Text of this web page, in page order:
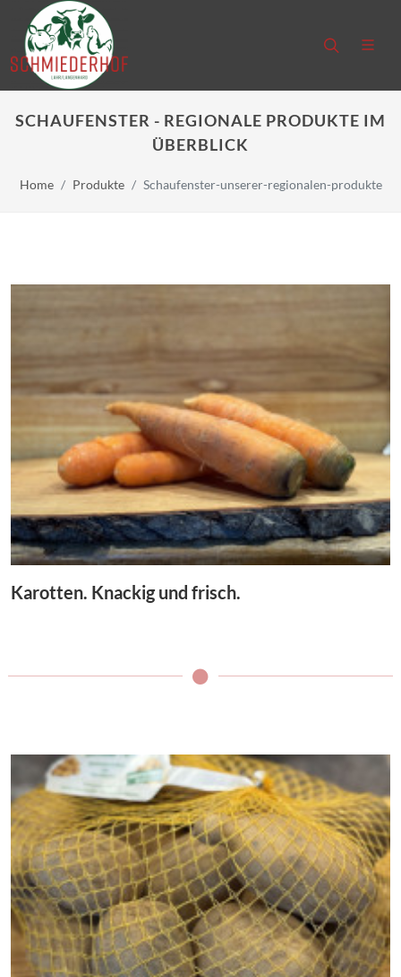
SCHAUFENSTER - REGIONALE PRODUKTE IM
ÜBERBLICK
Home Produkte Schaufenster-unserer-regionalen-produkte
Karotten. Knackig und frisch.